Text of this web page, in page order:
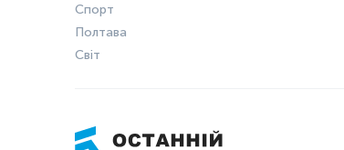
Спорт
Полтава
Світ